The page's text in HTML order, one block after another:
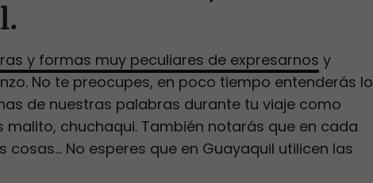
y formas muy peculiares de expresarnos y
No te preocupes, en poco tiempo entenderás lo
de nuestras palabras durante tu viaje como
chuchaqui. También notarás que en cada
No esperes que en Guayaquil utilicen las